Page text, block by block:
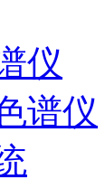
仪
谱仪